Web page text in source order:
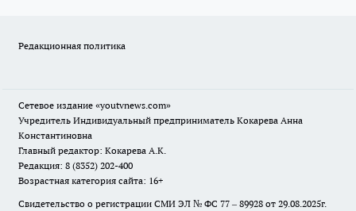
Редакционная политика
Сетевое издание «youtvnews.com»
Учредитель Индивидуальный предприниматель Кокарева Анна
Константиновна
Главный редактор: Кокарева А.К.
Редакция: 8 (8352) 202-400
Возрастная категория сайта: 16+
Свидетельство о регистрации СМИ ЭЛ № ФС 77 – 89928 от 29.08.2025г.